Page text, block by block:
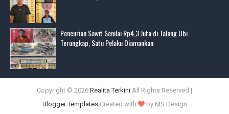
Pencurian Sawit Senilai Rp4,3 Juta di Talang Ubi
Terungkap, Satu Pelaku Diamankan
Copyright © 2026 Realita Terkini All Rights Reserved |
Blogger TemplatesCreated with by MS Design